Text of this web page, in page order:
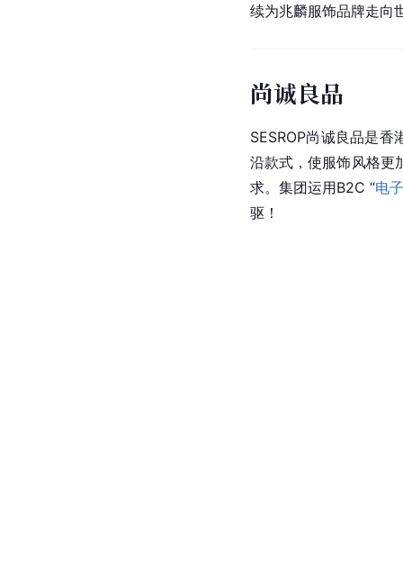
续为兆麟服饰品牌走向
尚诚良品
SESROP尚诚良品是
沿款式，使服饰风格更
求。集团运用B2C “电
驱！